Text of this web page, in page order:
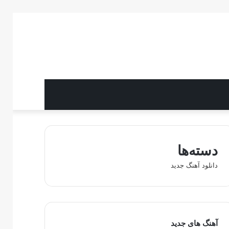
دسته‌ها
دانلود آهنگ جدید
آهنگ های جدید